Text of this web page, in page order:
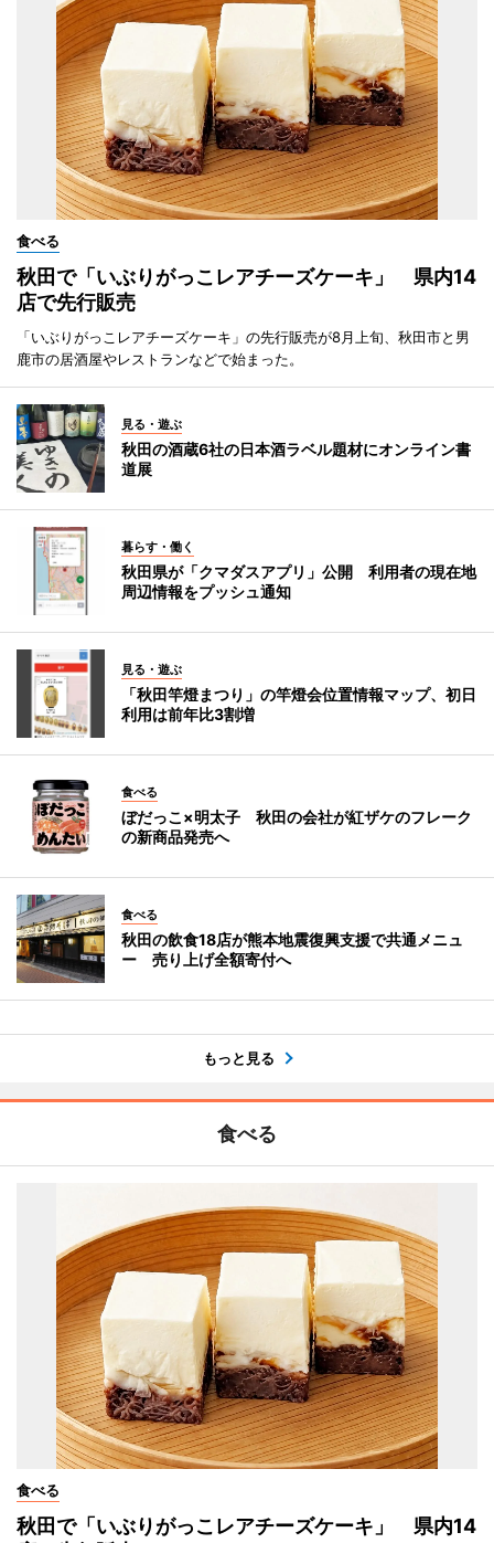
食べる
秋田で「いぶりがっこレアチーズケーキ」 県内14
店で先行販売
「いぶりがっこレアチーズケーキ」の先行販売が8月上旬、秋田市と男
鹿市の居酒屋やレストランなどで始まった。
見る・遊ぶ
秋田の酒蔵6社の日本酒ラベル題材にオンライン書
道展
暮らす・働く
秋田県が「クマダスアプリ」公開 利用者の現在地
周辺情報をプッシュ通知
見る・遊ぶ
「秋田竿燈まつり」の竿燈会位置情報マップ、初日
利用は前年比3割増
食べる
ぼだっこ×明太子 秋田の会社が紅ザケのフレーク
の新商品発売へ
食べる
秋田の飲食18店が熊本地震復興支援で共通メニュ
ー 売り上げ全額寄付へ
もっと見る
食べる
食べる
秋田で「いぶりがっこレアチーズケーキ」 県内14